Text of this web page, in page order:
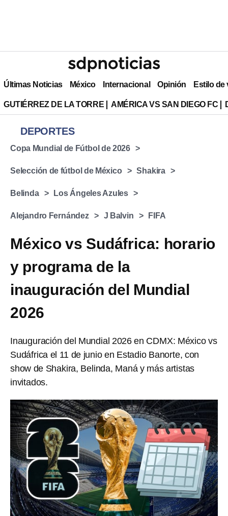
Últimas Noticias México Internacional Opinión Estilo de
GUTIÉRREZ DE LA TORRE AMÉRICA VS SAN DIEGO FC
DEPORTES
Copa Mundial de Fútbol de 2026
Selección de fútbol de México Shakira
Belinda Los Ángeles Azules
Alejandro Fernández J Balvin FIFA
México vs Sudáfrica: horario
y programa de la
inauguración del Mundial
2026
Inauguración del Mundial 2026 en CDMX: México vs
Sudáfrica el 11 de junio en Estadio Banorte, con
show de Shakira, Belinda, Maná y más artistas
invitados.